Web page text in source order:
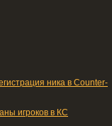
ника в Counter-
игроков в КС